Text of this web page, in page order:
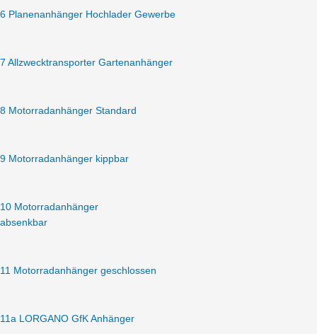
6 Planenanhänger Hochlader Gewerbe
7 Allzwecktransporter Gartenanhänger
8 Motorradanhänger Standard
9 Motorradanhänger kippbar
10 Motorradanhänger
absenkbar
11 Motorradanhänger geschlossen
11a LORGANO GfK Anhänger
grau
100
AKTION